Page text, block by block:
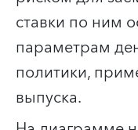
ставки по ним
параметрам
политики,
выпуска.